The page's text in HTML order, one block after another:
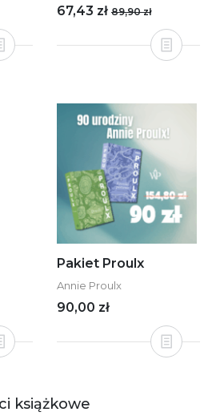
67,43 zł 89,90 zł
Pakiet Proulx
Annie Proulx
90,00 zł
książkowe